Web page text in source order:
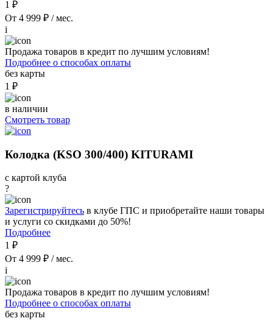
1 ₽
От 4 999 ₽ / мес.
i
Продажа товаров в кредит по лучшим условиям!
Подробнее о способах оплаты
без карты
1 ₽
в наличии
Смотреть товар
Колодка (KSO 300/400) KITURAMI
с картой клуба
?
Зарегистрируйтесь в клубе ГПС и приобретайте наши товары
и услуги со скидками до 50%!
Подробнее
1 ₽
От 4 999 ₽ / мес.
i
Продажа товаров в кредит по лучшим условиям!
Подробнее о способах оплаты
без карты